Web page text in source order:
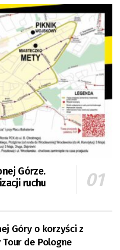
Górze.
ruchu
Góry o korzyści z
de Pologne